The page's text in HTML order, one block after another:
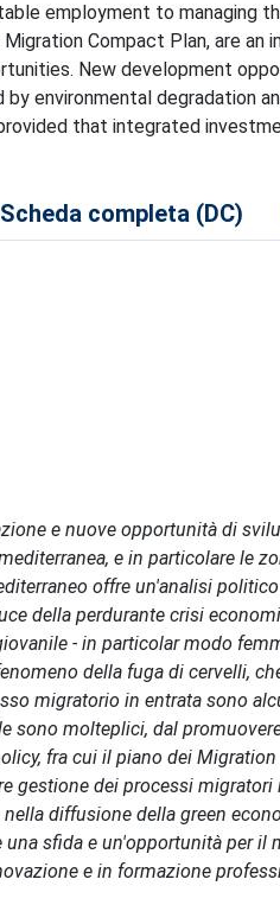
employment to managing
Compact Plan, are
New development
environmental degradation
that integrated
Scheda completa (DC)
e nuove opportunità di
e in particolare le
offre un'analisi
della perdurante crisi
- in particolar modo
della fuga di cervelli,
migratorio in entrata sono
sono molteplici, dal
fra cui il piano dei
gestione dei processi
diffusione della green
sfida e un'opportunità per il
e in formazione